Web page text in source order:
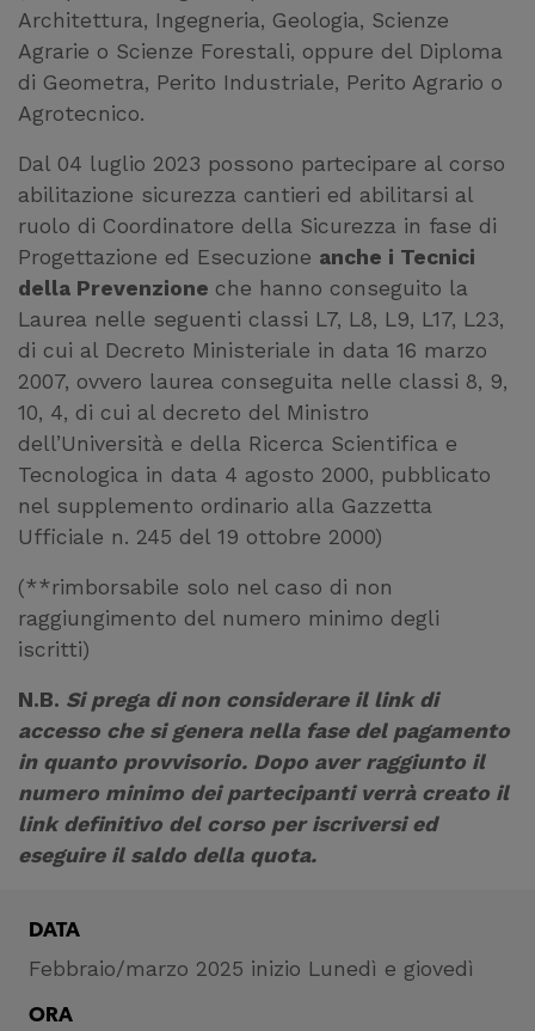
Architettura, Ingegneria, Geologia, Scienze
Agrarie o Scienze Forestali, oppure del Diploma
di Geometra, Perito Industriale, Perito Agrario o
Agrotecnico.
Dal 04 luglio 2023 possono partecipare al corso
abilitazione sicurezza cantieri ed abilitarsi al
ruolo di Coordinatore della Sicurezza in fase di
Progettazione ed Esecuzione anche i Tecnici
della Prevenzione che hanno conseguito la
Laurea nelle seguenti classi L7, L8, L9, L17, L23,
di cui al Decreto Ministeriale in data 16 marzo
2007, ovvero laurea conseguita nelle classi 8, 9,
10, 4, di cui al decreto del Ministro
dell’Università e della Ricerca Scientifica e
Tecnologica in data 4 agosto 2000, pubblicato
nel supplemento ordinario alla Gazzetta
Ufficiale n. 245 del 19 ottobre 2000)
(**rimborsabile solo nel caso di non
raggiungimento del numero minimo degli
iscritti)
N.B. Si prega di non considerare il link di
accesso che si genera nella fase del pagamento
in quanto provvisorio. Dopo aver raggiunto il
numero minimo dei partecipanti verrà creato il
link definitivo del corso per iscriversi ed
eseguire il saldo della quota.
DATA
Febbraio/marzo 2025 inizio Lunedì e giovedì
ORA